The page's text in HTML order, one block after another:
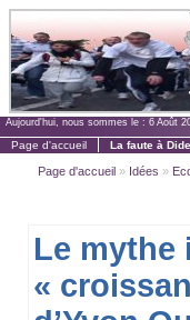
Aujourd'hui, nous sommes le : 6 Août
Page d'accueil La faute à
Page d'accueil » Idées »
Le mythe
«